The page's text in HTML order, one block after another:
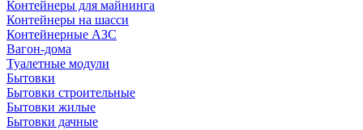
Контейнеры для майнинга
Контейнеры на шасси
Контейнерные АЗС
Вагон-дома
Туалетные модули
Бытовки
Бытовки строительные
Бытовки жилые
Бытовки дачные